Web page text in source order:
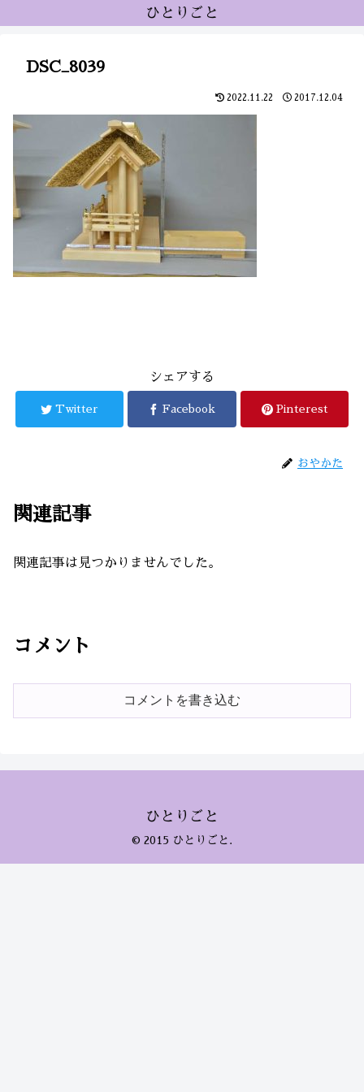
ひとりごと
DSC_8039
2022.11.22 2017.12.04
シェアする
Twitter Facebook Pinterest
おやかた
関連記事
関連記事は見つかりませんでした。
コメント
コメントを書き込む
ひとりごと
© 2015 ひとりごと.